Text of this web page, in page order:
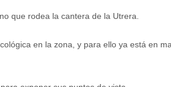
que rodea la cantera de la Utrera.
en la zona, y para ello ya está en